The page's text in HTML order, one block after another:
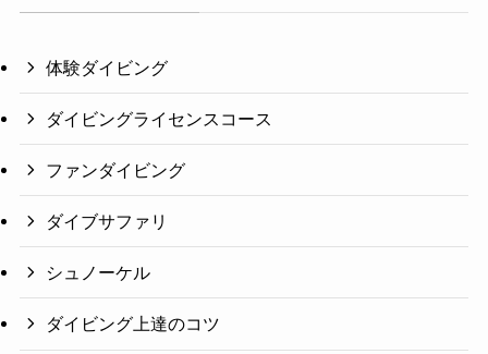
体験ダイビング
ダイビングライセンスコース
ファンダイビング
ダイブサファリ
シュノーケル
ダイビング上達のコツ